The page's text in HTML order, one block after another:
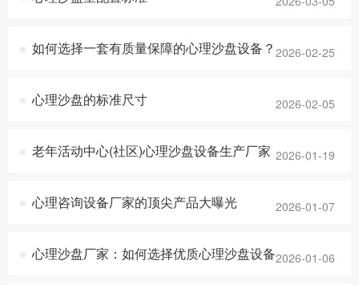
如何选择一套有质量保障的心理沙盘设备？ 2026-02-25
心理沙盘的标准尺寸 2026-02-05
老年活动中心(社区)心理沙盘设备生产厂家 2026-01-19
心理咨询设备厂家的顶尖产品大曝光 2026-01-07
心理沙盘厂家：如何选择优质心理沙盘设备2026-01-06